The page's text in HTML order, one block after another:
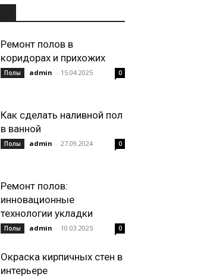
Ремонт полов в
коридорах и прихожих
Полы admin - 15.04.2025 0
Как сделать наливной пол
в ванной
Полы admin - 27.09.2024 0
Ремонт полов:
инновационные
технологии укладки
Полы admin - 10.03.2025 0
Окраска кирпичных стен в
интерьере